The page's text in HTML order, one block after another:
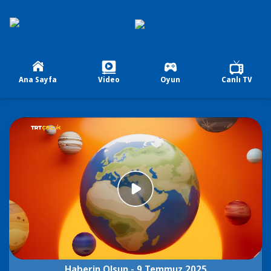
Ana Sayfa Video Oyun Canlı TV
00:00/13:27